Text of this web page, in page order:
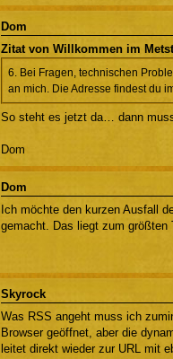
Dom
Zitat von Willkommen im
6. Bei Fragen, technischen
an mich. Die Adresse findest du
So steht es jetzt da… dann
Dom
Dom
Ich möchte den kurzen Ausfall
gemacht. Das liegt zum größten
Skyrock
Was RSS angeht muss ich
Browser geöffnet, aber die
leitet direkt wieder zur URL mit